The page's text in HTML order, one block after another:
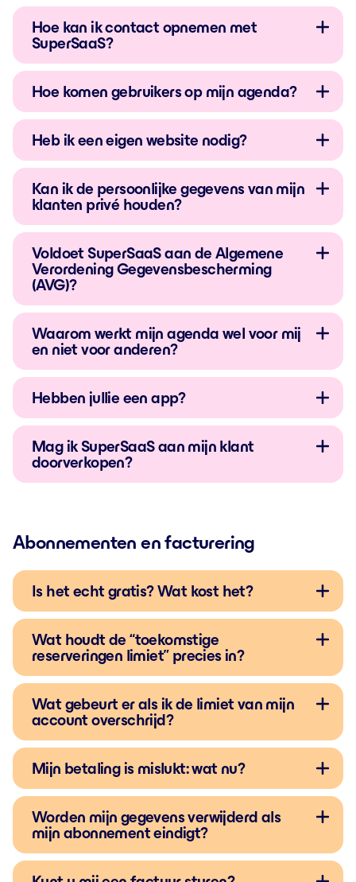
Hoe kan ik contact opnemen met
SuperSaaS?
Hoe komen gebruikers op mijn agenda?
Heb ik een eigen website nodig?
Kan ik de persoonlijke gegevens van mijn
klanten privé houden?
Voldoet SuperSaaS aan de Algemene
Verordening Gegevensbescherming
(AVG)?
Waarom werkt mijn agenda wel voor mij
en niet voor anderen?
Hebben jullie een app?
Mag ik SuperSaaS aan mijn klant
doorverkopen?
Abonnementen en facturering
Is het echt gratis? Wat kost het?
Wat houdt de “toekomstige
reserveringen limiet” precies in?
Wat gebeurt er als ik de limiet van mijn
account overschrijd?
Mijn betaling is mislukt: wat nu?
Worden mijn gegevens verwijderd als
mijn abonnement eindigt?